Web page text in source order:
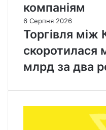
компаніям
6 Серпня 2026
Торгівля
скоротилася
млрд за два